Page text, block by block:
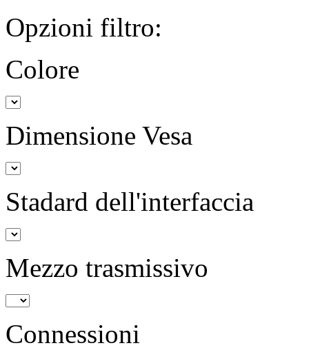
Opzioni filtro:
Colore
Dimensione Vesa
Stadard dell'interfaccia
Mezzo trasmissivo
Connessioni